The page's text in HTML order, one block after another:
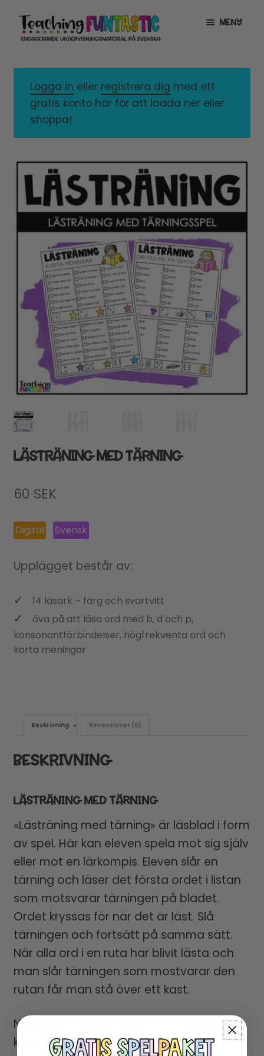
Hoppa
till
navigering
Gå
till
innehåll
MENY
MITT KONTO
GRATISMATERIAL
LICENSER
EXPANDERA
UNDERMENY
TYPSNITT
Logga in eller registrera dig med ett
gratis konto här för att ladda ner eller
shoppa!
LÄSTRÄNING MED TÄRNING
60 SEK
Digital Svensk
Upplägget består av:
14 läsark – färg och svartvitt
öva på att läsa ord med b, d och p,
konsonantförbindelser, högfrekventa ord och
korta meningar
Beskrivning Recensioner (0)
BESKRIVNING
LÄSTRÄNING MED TÄRNING
«Lästräning med tärning» är läsblad i form
av spel. Här kan eleven spela mot sig själv
eller mot en lärkompis. Eleven slår en
tärning och läser det första ordet i listan
som motsvarar tärningen på bladet.
Ordet kryssas för när det är läst. Slå
tärningen och fortsätt på samma sätt.
När alla ord i en ruta har blivit lästa och
man slår tärningen som mostvarar den
rutan får man stå över ett kast.
När en lista är färdigläst, t.ex. tärning #2,
kan eleven färglägga tärningen som hör